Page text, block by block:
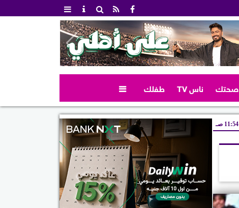
صحتك ناس TV طفلك 
11:54 صـ